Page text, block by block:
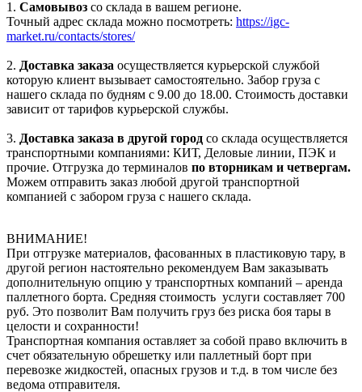
1. Самовывоз со склада в вашем регионе.
Точный адрес склада можно посмотреть: https://igc-
market.ru/contacts/stores/
2. Доставка заказа осуществляется курьерской службой
которую клиент вызывает самостоятельно. Забор груза с
нашего склада по будням с 9.00 до 18.00. Стоимость доставки
зависит от тарифов курьерской службы.
3. Доставка заказа в другой город со склада осуществляется
транспортными компаниями: КИТ, Деловые линии, ПЭК и
прочие. Отгрузка до терминалов по вторникам и четвергам.
Можем отправить заказ любой другой транспортной
компанией с забором груза с нашего склада.
ВНИМАНИЕ!
При отгрузке материалов, фасованных в пластиковую тару, в
другой регион настоятельно рекомендуем Вам заказывать
дополнительную опцию у транспортных компаний – аренда
паллетного борта. Средняя стоимость услуги составляет 700
руб. Это позволит Вам получить груз без риска боя тары в
целости и сохранности!
Транспортная компания оставляет за собой право включить в
счет обязательную обрешетку или паллетный борт при
перевозке жидкостей, опасных грузов и т.д. в том числе без
ведома отправителя.